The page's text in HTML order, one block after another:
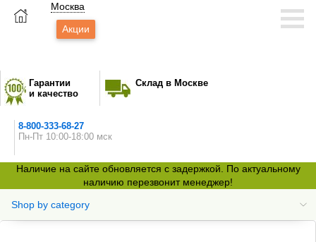
Москва
Акции
Гарантии
и качество
Склад в Москве
8-800-333-68-27
Пн-Пт 10:00-18:00 мск
Наличие на сайте обновляется с задержкой. По актуальному
наличию перезвонит менеджер!
Shop by category